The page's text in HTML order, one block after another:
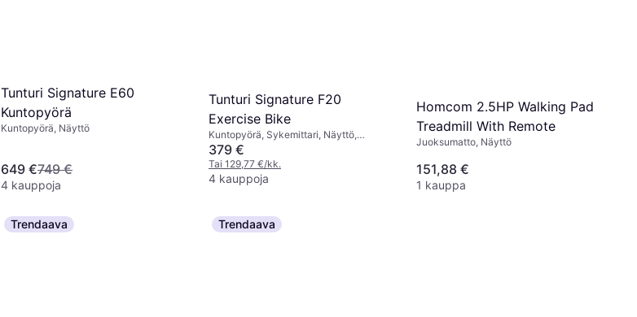
Tunturi Signature E60
Kuntopyörä
Kuntopyörä, Näyttö
649 €749 €
4 kauppoja
Tunturi Signature F20
Exercise Bike
Kuntopyörä, Sykemittari, Näyttö,
Kuljetuspyörät
379 €
Tai 129,77 €/kk.
4 kauppoja
Homcom 2.5HP Walking Pad
Treadmill With Remote
Juoksumatto, Näyttö
151,88 €
1 kauppa
Trendaava Trendaava